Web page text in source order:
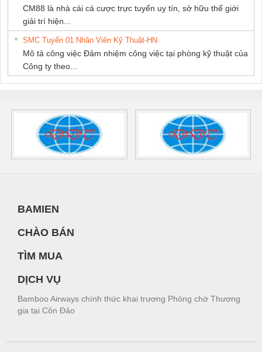
CM88 là nhà cái cá cược trực tuyến uy tín, sở hữu thế giới
giải trí hiện...
SMC Tuyển 01 Nhân Viên Kỹ Thuật-HN
Mô tả công việc Đảm nhiệm công việc tại phòng kỹ thuật của
Công ty theo...
BAMIEN
CHÀO BÁN
TÌM MUA
DỊCH VỤ
Bamboo Airways chính thức khai trương Phòng chờ Thương
gia tại Côn Đảo